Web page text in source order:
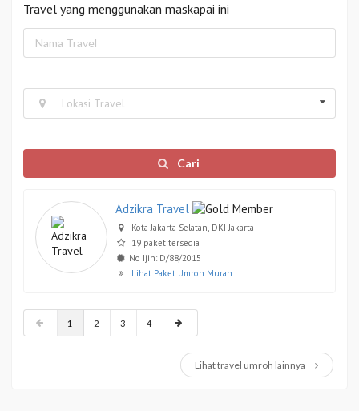
Travel yang menggunakan maskapai ini
Lokasi Travel
Cari
Adzikra Travel
Kota Jakarta Selatan, DKI Jakarta
19 paket tersedia
No Ijin: D/88/2015
Lihat Paket Umroh Murah
1 2 3 4
Lihat travel umroh lainnya